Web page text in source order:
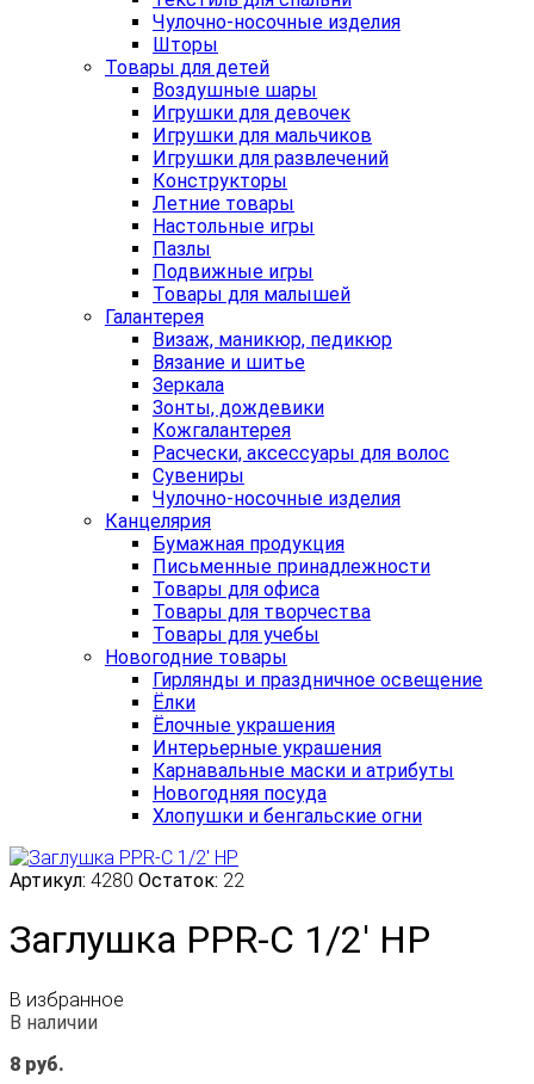
Чулочно-носочные изделия
Шторы
Товары для детей
Воздушные шары
Игрушки для девочек
Игрушки для мальчиков
Игрушки для развлечений
Конструкторы
Летние товары
Настольные игры
Пазлы
Подвижные игры
Товары для малышей
Галантерея
Визаж, маникюр, педикюр
Вязание и шитье
Зеркала
Зонты, дождевики
Кожгалантерея
Расчески, аксессуары для волос
Сувениры
Чулочно-носочные изделия
Канцелярия
Бумажная продукция
Письменные принадлежности
Товары для офиса
Товары для творчества
Товары для учебы
Новогодние товары
Гирлянды и праздничное освещение
Ёлки
Ёлочные украшения
Интерьерные украшения
Карнавальные маски и атрибуты
Новогодняя посуда
Хлопушки и бенгальские огни
Артикул: 4280 Остаток: 22
Заглушка PPR-C 1/2' НР
В избранное
В наличии
8 руб.